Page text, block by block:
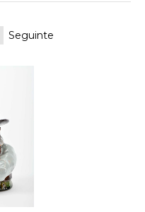
Seguinte